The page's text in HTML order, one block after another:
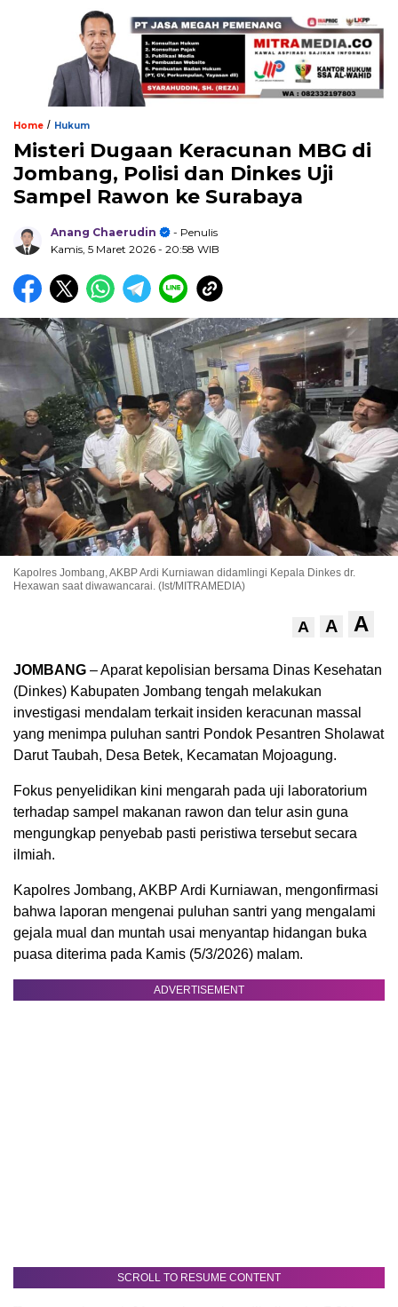
Home / Hukum
Misteri Dugaan Keracunan MBG di
Jombang, Polisi dan Dinkes Uji
Sampel Rawon ke Surabaya
Anang Chaerudin
- Penulis
Kamis, 5 Maret 2026 - 20:58 WIB
Kapolres Jombang, AKBP Ardi Kurniawan didamlingi Kepala Dinkes dr.
Hexawan saat diwawancarai. (Ist/MITRAMEDIA)
A A A
JOMBANG – Aparat kepolisian bersama Dinas Kesehatan
(Dinkes) Kabupaten Jombang tengah melakukan
investigasi mendalam terkait insiden keracunan massal
yang menimpa puluhan santri Pondok Pesantren Sholawat
Darut Taubah, Desa Betek, Kecamatan Mojoagung.
Fokus penyelidikan kini mengarah pada uji laboratorium
terhadap sampel makanan rawon dan telur asin guna
mengungkap penyebab pasti peristiwa tersebut secara
ilmiah.
Kapolres Jombang, AKBP Ardi Kurniawan, mengonfirmasi
bahwa laporan mengenai puluhan santri yang mengalami
gejala mual dan muntah usai menyantap hidangan buka
puasa diterima pada Kamis (5/3/2026) malam.
ADVERTISEMENT
SCROLL TO RESUME CONTENT